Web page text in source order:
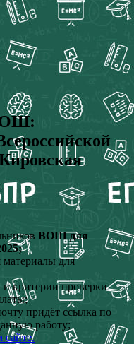
ВОШ для
материалы для
критерии проверки
придёт ссылка по
работу;
сайте.